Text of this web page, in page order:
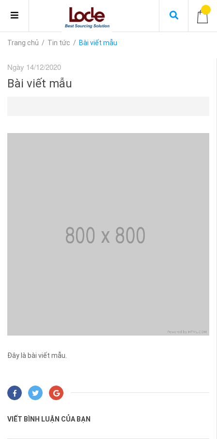
Trang chủ / Tin tức / Bài viết mẫu
Ngày 14/12/2020
Bài viết mẫu
Đây là bài viết mẫu.
VIẾT BÌNH LUẬN CỦA BẠN